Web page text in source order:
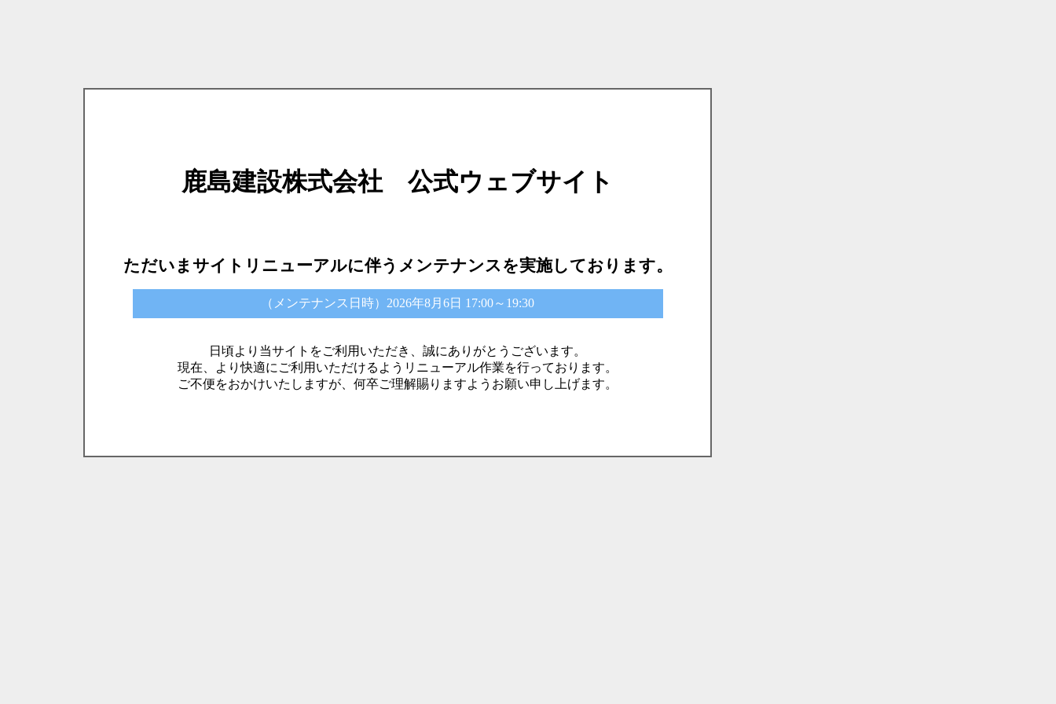
鹿島建設株式会社 公式ウェブサイト
ただいまサイトリニューアルに伴うメンテナンスを実施しております。
（メンテナンス日時）2026年8月6日 17:00～19:30
日頃より当サイトをご利用いただき、誠にありがとうございます。
現在、より快適にご利用いただけるようリニューアル作業を行っております。
ご不便をおかけいたしますが、何卒ご理解賜りますようお願い申し上げます。